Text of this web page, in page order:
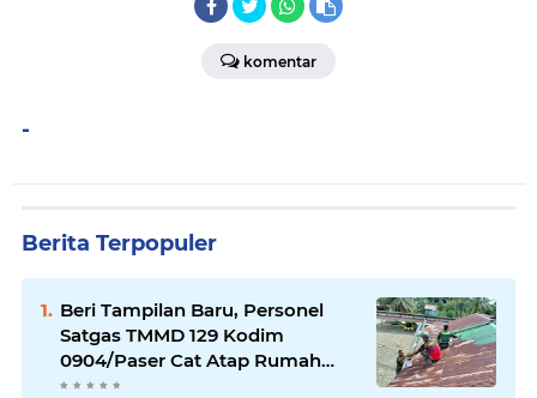
komentar
-
Berita Terpopuler
Beri Tampilan Baru, Personel
Satgas TMMD 129 Kodim
0904/Paser Cat Atap Rumah
Marbot